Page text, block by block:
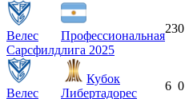
Велес
Сарсфилд
Профессиональная
лига 2025
230
Велес
Кубок
Либертадорес
6 0